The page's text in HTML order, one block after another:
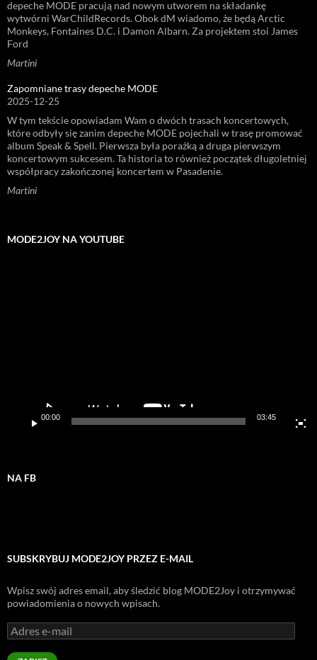
depeche MODE pracują nad nowym utworem na składankę
wytwórni WarChildRecords. Obok dM wiadomo, że będą Arctic
Monkeys, Fontaines D.C. i Damon Albarn. Za projektem stoi James
Ford
Martini
Zapomniane trasy depeche MODE
2025-12-25
W tym tekście opowiadam Wam o dwóch trasach koncertowych,
które odbyły się zanim depeche MODE pojechali w trasę promować
album Speak & Spell. Pierwsza była porażką a druga pierwszym
koncertowym sukcesem. Ta historia to również początek długoletniej
współpracy zakończonej koncertem w Pasadenie.
Martini
MODE2JOY NA YOUTUBE
00:00 03:45
NA FB
SUBSKRYBUJ MODE2JOY PRZEZ E-MAIL
Wpisz swój adres email, aby śledzić blog MODE2Joy i otrzymywać
powiadomienia o nowych wpisach.
Adres
e-
mail